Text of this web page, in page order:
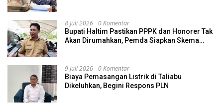
8 Juli 2026 0 Komentar
Bupati Haltim Pastikan PPPK dan Honorer Tak
Akan Dirumahkan, Pemda Siapkan Skema
9 Juli 2026 0 Komentar
Biaya Pemasangan Listrik di Taliabu
Dikeluhkan, Begini Respons PLN